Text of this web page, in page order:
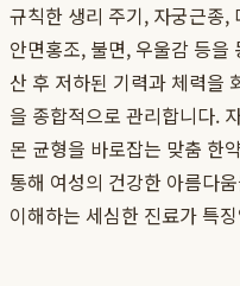
규칙한 생리 주기, 자궁근종,
안면홍조, 불면, 우울감 등을
산 후 저하된 기력과 체력을
을 종합적으로 관리합니다.
몬 균형을 바로잡는 맞춤 한
통해 여성의 건강한 아름다
이해하는 세심한 진료가 특